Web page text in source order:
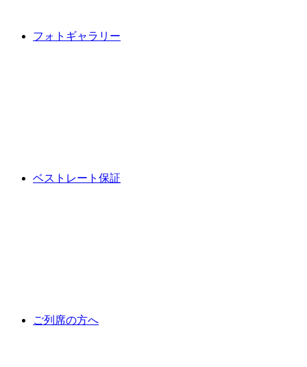
フォトギャラリー
ベストレート保証
ご列席の方へ